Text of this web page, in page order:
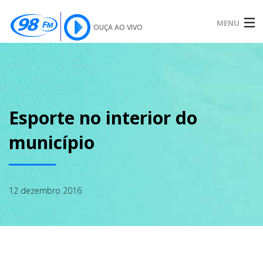
OUÇA AO VIVO MENU
SOBRE
Esporte no interior do
município
12 dezembro 2016